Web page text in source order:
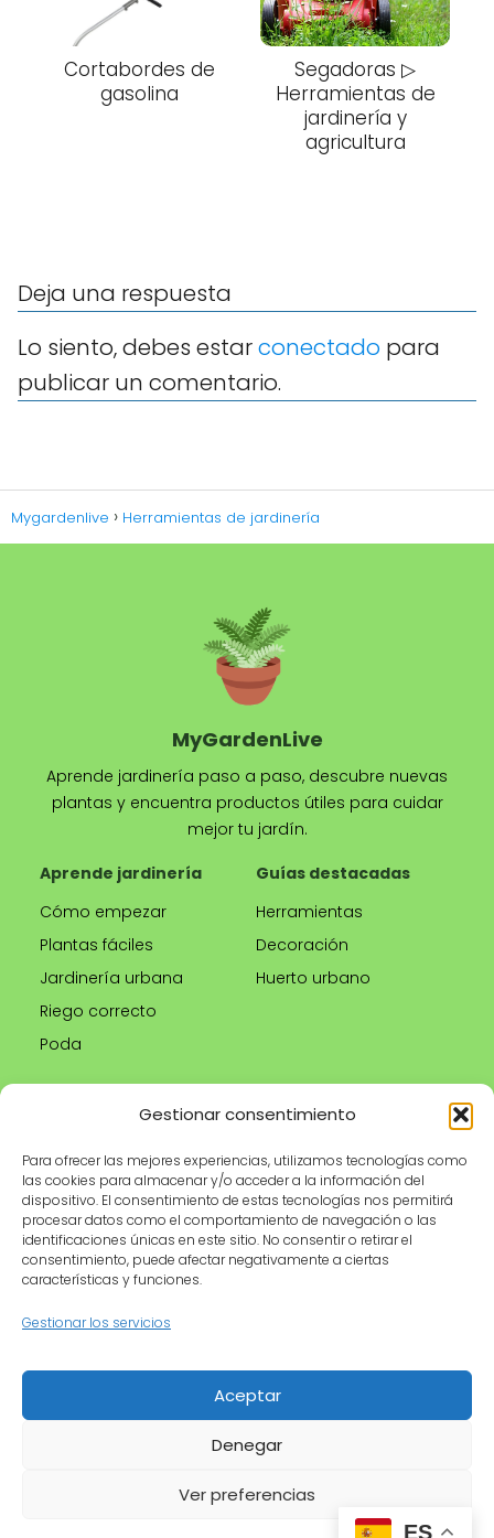
Gestionar consentimiento
Para ofrecer las mejores experiencias, utilizamos tecnologías como
las cookies para almacenar y/o acceder a la información del
dispositivo. El consentimiento de estas tecnologías nos permitirá
procesar datos como el comportamiento de navegación o las
identificaciones únicas en este sitio. No consentir o retirar el
consentimiento, puede afectar negativamente a ciertas
características y funciones.
Gestionar los servicios
Aceptar
Denegar
Ver preferencias
Cortabordes de
gasolina
Segadoras ▷
Herramientas de
jardinería y
agricultura
Deja una respuesta
Lo siento, debes estarconectado para
publicar un comentario.
Mygardenlive Herramientas de jardinería
MyGardenLive
Aprende jardinería paso a paso, descubre nuevas
plantas y encuentra productos útiles para cuidar
mejor tu jardín.
Aprende jardinería
Cómo empezar
Plantas fáciles
Jardinería urbana
Riego correcto
Poda
Guías destacadas
Herramientas
Decoración
Huerto urbano
recomendados
Herramientas de
jardinería
Maceteros
Riego
Política de privacidad
Política de cookies
Condiciones de uso
Contacto
© 2026 MyGardenLive · Cultivando pasión por la
jardinería 🌿
ES